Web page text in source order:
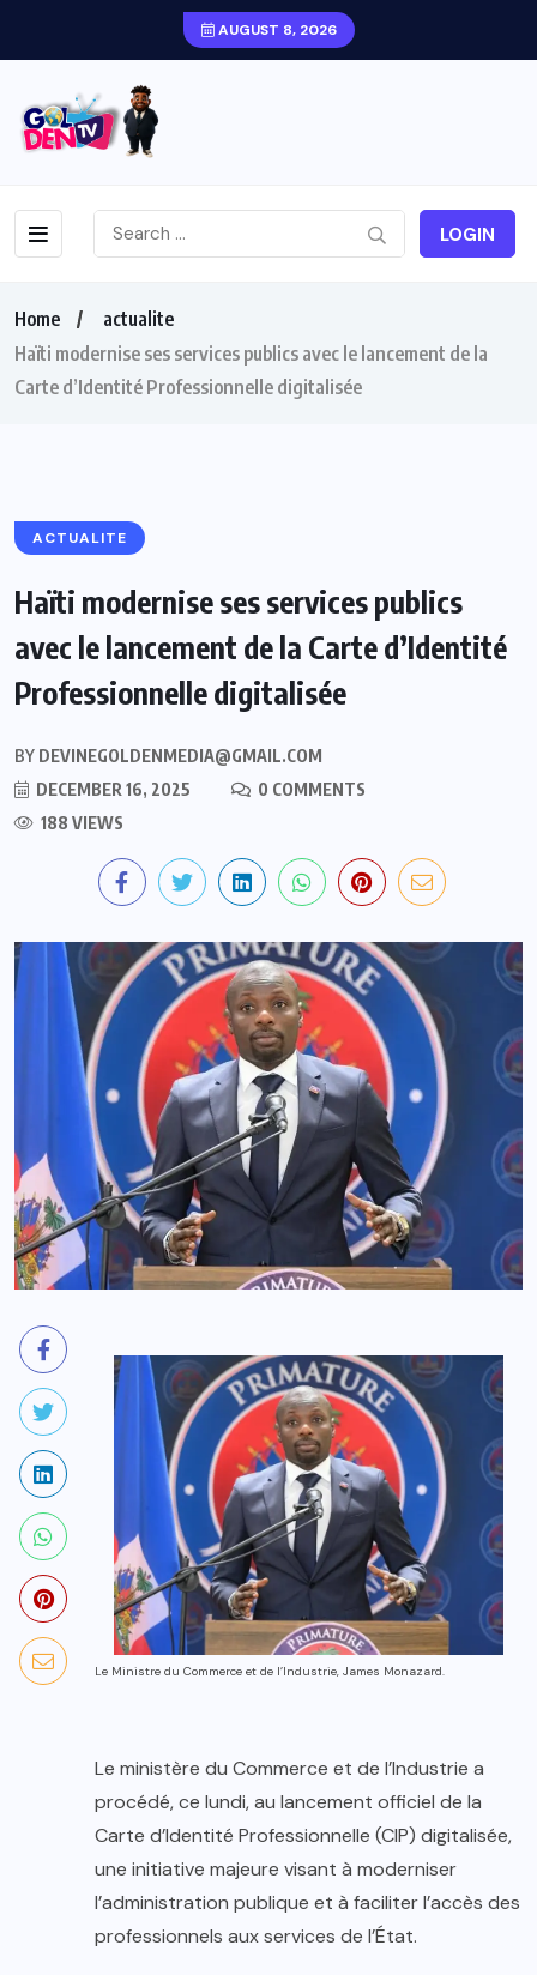
AUGUST 8, 2026
LOGIN
Home
actualite
Haïti modernise ses services publics avec le lancement de la
Carte d’Identité Professionnelle digitalisée
ACTUALITE
Haïti modernise ses services publics
avec le lancement de la Carte d’Identité
Professionnelle digitalisée
BY DEVINEGOLDENMEDIA@GMAIL.COM
DECEMBER 16, 2025
0 COMMENTS
188 VIEWS
Le Ministre du Commerce et de l’Industrie, James Monazard.
Le ministère du Commerce et de l’Industrie a
procédé, ce lundi, au lancement officiel de la
Carte d’Identité Professionnelle (CIP) digitalisée,
une initiative majeure visant à moderniser
l’administration publique et à faciliter l’accès des
professionnels aux services de l’État.